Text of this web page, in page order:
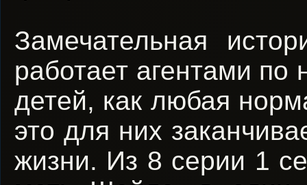
Замечательная
работает агентами
детей, как любая
это для них
жизни. Из 8 серии 1